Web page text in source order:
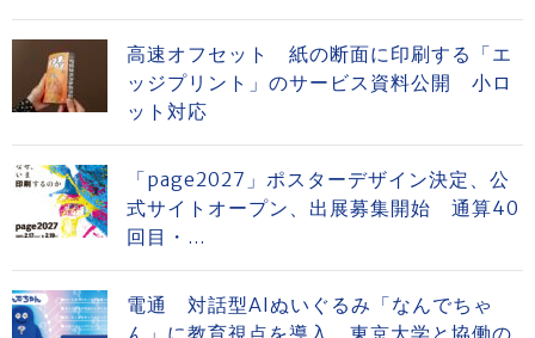
高速オフセット 紙の断面に印刷する「エ
ッジプリント」のサービス資料公開 小ロ
ット対応
「page2027」ポスターデザイン決定、公
式サイトオープン、出展募集開始 通算40
回目・...
電通 対話型AIぬいぐるみ「なんでちゃ